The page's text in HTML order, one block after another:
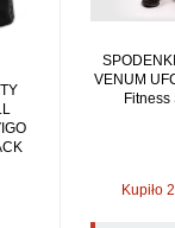
VENUM
Fitness
Kupiło